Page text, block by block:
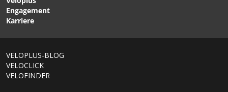
Engagement
Karriere
VELOPLUS-BLOG
VELOCLICK
VELOFINDER